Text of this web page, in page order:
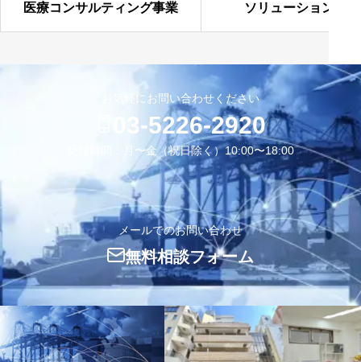
医療コンサルティング事業 ソリューション事業
お気軽にお問い合わせください
03-5226-2920
受付時間：月〜金（祝日除く）10:00〜18:00
メールでのお問い合わせ
無料相談フォーム